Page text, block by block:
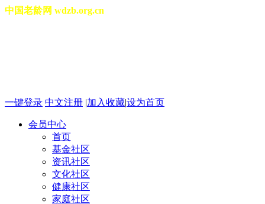
中国老龄网 wdzb.org.cn
一键登录 中文注册 |加入收藏|设为首页
会员中心
首页
基金社区
资讯社区
文化社区
健康社区
家庭社区